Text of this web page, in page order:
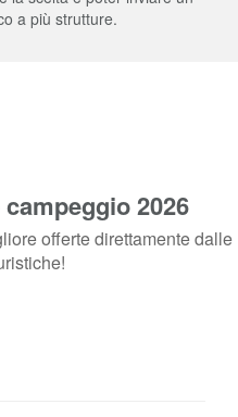
a più strutture.
2026
offerte direttamente dalle